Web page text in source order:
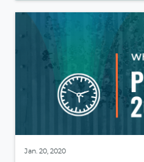
Jan. 20, 2020